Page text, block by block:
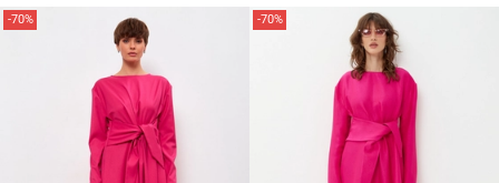
-70% -70%